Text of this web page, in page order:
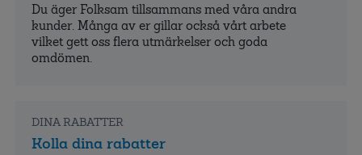
Du äger Folksam tillsammans med våra andra
kunder. Många av er gillar också vårt arbete
vilket gett oss flera utmärkelser och goda
omdömen.
DINA RABATTER
Kolla dina rabatter